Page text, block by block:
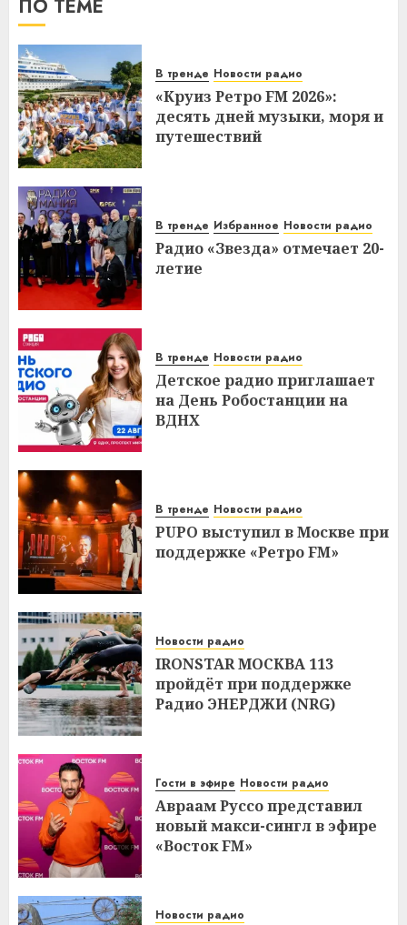
ПО ТЕМЕ
В тренде Новости радио
«Круиз Ретро FM 2026»:
десять дней музыки, моря и
путешествий
В тренде Избранное Новости радио
Радио «Звезда» отмечает 20-
летие
В тренде Новости радио
Детское радио приглашает
на День Робостанции на
ВДНХ
В тренде Новости радио
PUPO выступил в Москве при
поддержке «Ретро FM»
Новости радио
IRONSTAR МОСКВА 113
пройдёт при поддержке
Радио ЭНЕРДЖИ (NRG)
Гости в эфире Новости радио
Авраам Руссо представил
новый макси-сингл в эфире
«Восток FM»
Новости радио